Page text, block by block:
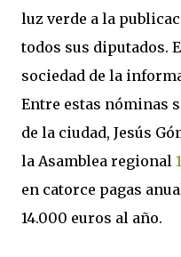
luz verde a la
todos sus diputados.
sociedad de la
Entre estas nóminas
de la ciudad, Jesús
la Asamblea regional
en catorce pagas
14.000 euros al año.